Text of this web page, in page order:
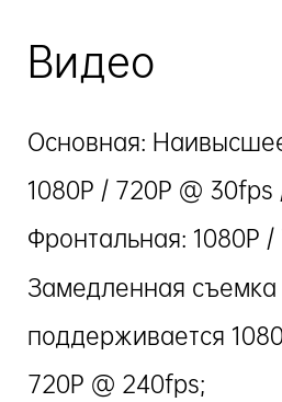
Видео
Основная:
1080P / 720P @ 30fps
Фронтальная: 1080P
Замедленная съемка
поддерживается
720P @ 240fps;